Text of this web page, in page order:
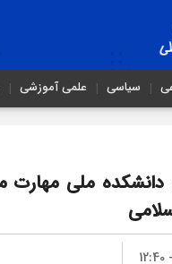
سیاسی علمی آموزشی
دانشکده ملی مهارت